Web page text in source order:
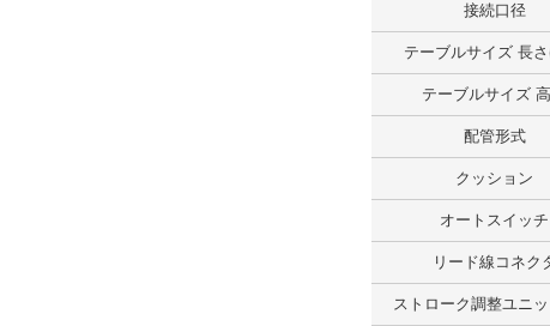
接続口径
テーブルサイズ 長
テーブルサイズ
配管形式
クッション
オートスイッチ
リード線コネク
ストローク調整ユニ